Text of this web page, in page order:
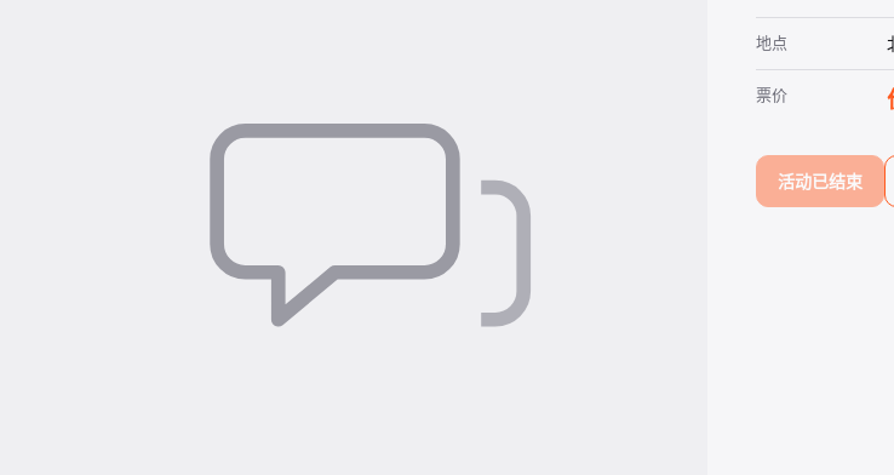
地点
票价
活动已结束